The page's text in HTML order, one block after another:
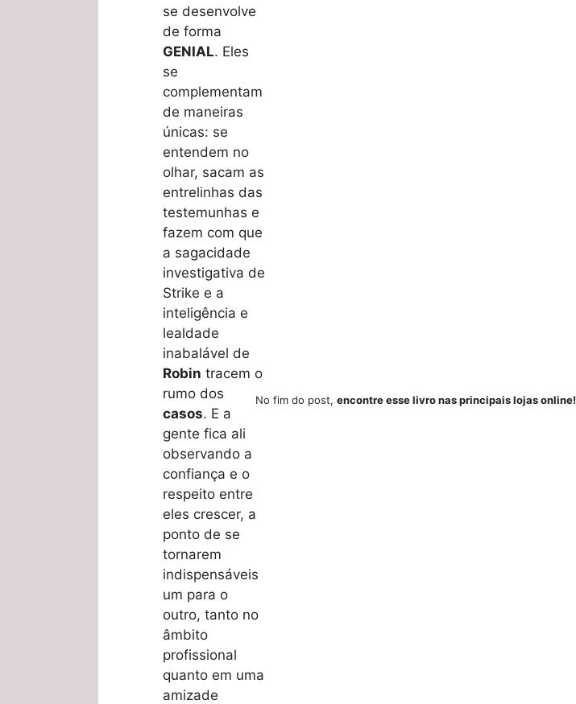
No fim do post, encontre esse livro nas principais lojas online!
se desenvolve
de forma
GENIAL. Eles
se
complementam
de maneiras
únicas: se
entendem no
olhar, sacam as
entrelinhas das
testemunhas e
fazem com que
a sagacidade
investigativa de
Strike e a
inteligência e
lealdade
inabalável de
Robin tracem o
rumo dos
casos. E a
gente fica ali
observando a
confiança e o
respeito entre
eles crescer, a
ponto de se
tornarem
indispensáveis
um para o
outro, tanto no
âmbito
profissional
quanto em uma
amizade